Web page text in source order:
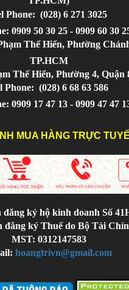
Phone: (028) 6 271 3025
0909 50 30 25 - 0909 60 30
Thế Hiển, Phường
TP.HCM
Thế Hiển, Phường 4, Quận
Phone: (028) 6 68 63 586
0909 17 47 13 - 0909 47 47
MUA HÀNG TRỰC
ký hộ kinh doanh Số
đăng ký Thuế do Bộ Tài
MST: 0312147583
hoangtrivn@gmail.com